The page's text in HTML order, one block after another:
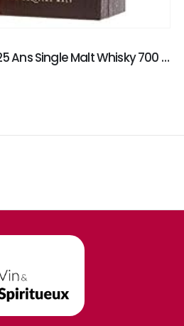
Old Pulteney Highland 25 Ans Single Malt Whisky 700 ml